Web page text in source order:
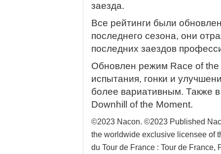
заезда.
Все рейтинги были
последнего сезона, они
последних заездов
Обновлен режим Race of
испытания, гонки и
более вариативным. Также
Downhill of the Moment.
©2023 Nacon. ©2023 Published
the worldwide exclusive licensee of
du Tour de France : Tour de